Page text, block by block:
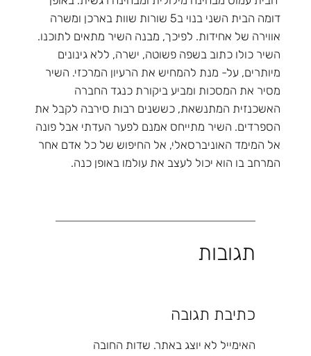
דומה הבית השני בנוי ב5 שורות שוות בארכן ומשרה
אווירה של אחידות. לפיכך, מבנה השיר מתאים לתוכנו.
השיר כולו כתוב בשפה פשוטה, ישרה, ללא גינונים
מיותרים, על- מנת להמחיש את הרעיון המרכזי. השיר
מסיר את המסכות ומביע ביקורת כנגד החברה
האשכנזית המתנשאת, כששנים רבות סירבה לקבל את
הספרדים. השיר מתייחס אמנם לפער העדתי אבל פונה
אל המימד האוניברסאלי, אל החיפוש של כל אדם אחר
המרחב בו הוא יכול לעצב את עולמו באופן כנה.
תגובות
כתיבת תגובה
האימייל לא יוצג באתר. שדות החובה